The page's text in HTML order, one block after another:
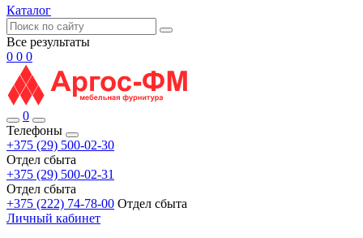
Каталог
Все результаты
0 0 0
0
Телефоны
+375 (29) 500-02-30
Отдел сбыта
+375 (29) 500-02-31
Отдел сбыта
+375 (222) 74-78-00 Отдел сбыта
Личный кабинет